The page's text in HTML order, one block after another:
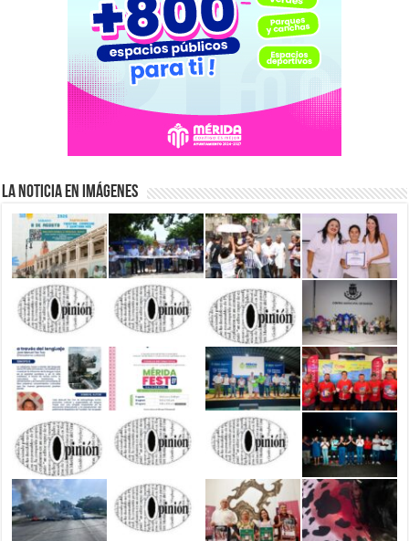
La Noticia en Imágenes